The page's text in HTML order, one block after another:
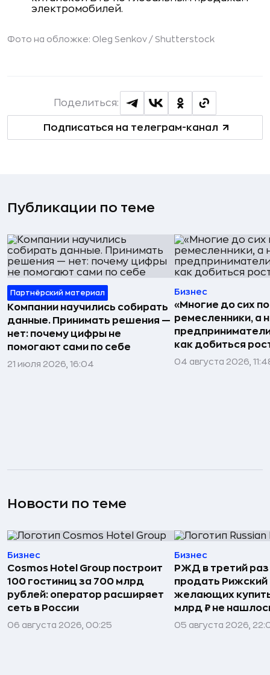
электромобилей.
Фото на обложке: Oleg Senkov / Shutterstock
Подписаться на телеграм-канал
Поделиться:
Публикации по теме
Партнёрский материал
Компании научились собирать
данные. Принимать решения —
нет: почему цифры не
помогают сами по себе
21 июля 2026, 16:04
Бизнес
«Многие до сих
ремесленники, а
как добиться
04 августа 2026,
Новости по теме
Бизнес
Cosmos Hotel Group построит
100 гостиниц за 700 млрд
рублей: оператор расширяет
сеть в России
06 августа 2026, 00:25
Бизнес
РЖД в третий
продать Рижский
желающих
млрд ₽ не
05 августа 2026,